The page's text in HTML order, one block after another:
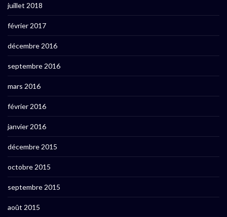
juillet 2018
février 2017
décembre 2016
septembre 2016
mars 2016
février 2016
janvier 2016
décembre 2015
octobre 2015
septembre 2015
août 2015